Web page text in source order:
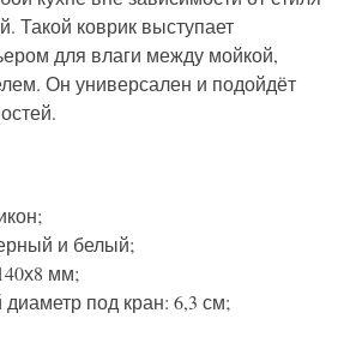
Такой коврик выступает
для влаги между мойкой,
Он универсален и подойдёт
и белый;
мм;
под кран: 6,3 см;